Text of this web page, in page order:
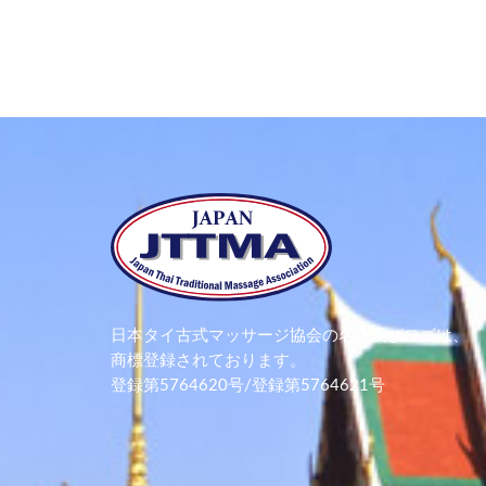
日本タイ古式マッサージ協会の名称及びロゴは、
商標登録されております。
登録第5764620号/登録第5764621号